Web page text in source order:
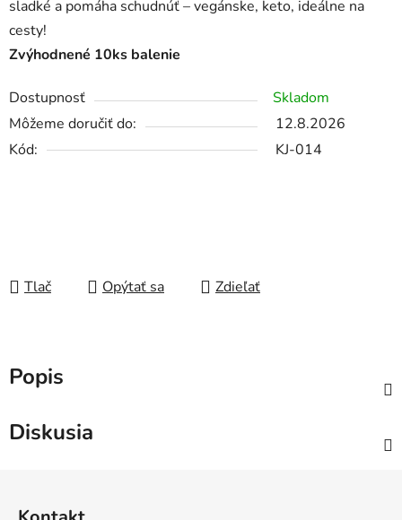
sladké a pomáha schudnúť – vegánske, keto, ideálne na
cesty!
Zvýhodnené 10ks balenie
Dostupnosť
Skladom
Môžeme doručiť do:
12.8.2026
Kód:
KJ-014
Tlač Opýtať sa Zdieľať
Popis
Diskusia